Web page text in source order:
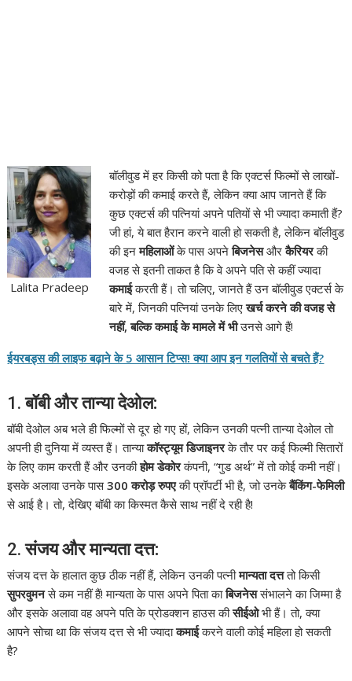
Lalita Pradeep
बॉलीवुड में हर किसी को पता है कि एक्टर्स फिल्मों से लाखों-
करोड़ों की कमाई करते हैं, लेकिन क्या आप जानते हैं कि
कुछ एक्टर्स की पत्नियां अपने पतियों से भी ज्यादा कमाती हैं?
जी हां, ये बात हैरान करने वाली हो सकती है, लेकिन बॉलीवुड
की इनमहिलाओंके पास अपनेबिजनेसऔरकैरियरकी
वजह से इतनी ताकत है कि वे अपने पति से कहीं ज्यादा
कमाईकरती हैं। तो चलिए, जानते हैं उन बॉलीवुड एक्टर्स के
बारे में, जिनकी पत्नियां उनके लिएखर्च करने की वजह से
नहीं, बल्कि कमाई के मामले में भीउनसे आगे हैं!
ईयरबड्स की लाइफ बढ़ाने के 5 आसान टिप्स! क्या आप इन गलतियों से बचते हैं?
1.बॉबी और तान्या देओल:
बॉबी देओल अब भले ही फिल्मों से दूर हो गए हों, लेकिन उनकी पत्नी तान्या देओल तो
अपनी ही दुनिया में व्यस्त हैं। तान्याकॉस्ट्यूम डिजाइनरके तौर पर कई फिल्मी सितारों
के लिए काम करती हैं और उनकीहोम डेकोरकंपनी, “गुड अर्थ” में तो कोई कमी नहीं।
इसके अलावा उनके पास300 करोड़ रुपएकी प्रॉपर्टी भी है, जो उनकेबैंकिंग-फेमिली
से आई है। तो, देखिए बॉबी का किस्मत कैसे साथ नहीं दे रही है!
2.संजय और मान्यता दत्त:
संजय दत्त के हालात कुछ ठीक नहीं हैं, लेकिन उनकी पत्नीमान्यता दत्ततो किसी
सुपरवुमनसे कम नहीं हैं! मान्यता के पास अपने पिता काबिजनेससंभालने का जिम्मा है
और इसके अलावा वह अपने पति के प्रोडक्शन हाउस कीसीईओभी हैं। तो, क्या
आपने सोचा था कि संजय दत्त से भी ज्यादाकमाईकरने वाली कोई महिला हो सकती
है?